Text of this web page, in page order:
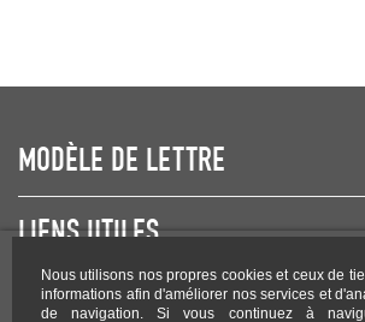
Nous utilisons nos propres cookies et ceux de
informations afin d'améliorer nos services et
de navigation. Si vous continuez à
MODÈLE DE LETTRE
LIENS UTILES
NEWSLETTER